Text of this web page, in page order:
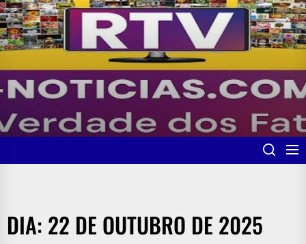
Skip
to
the
DIA: 22 DE OUTUBRO DE 2025